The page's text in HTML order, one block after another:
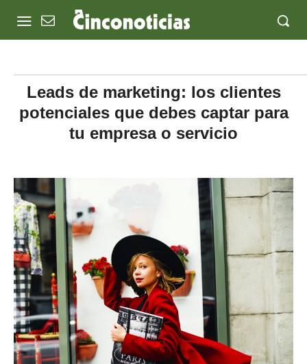
Leads de marketing: los clientes
potenciales que debes captar para
tu empresa o servicio